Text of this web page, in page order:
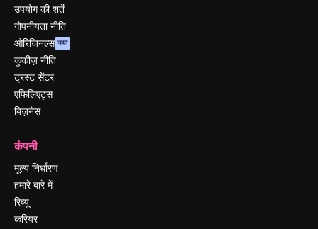
उपयोग की शर्तें
गोपनीयता नीति
ओरिजिनल्स नया
कुकीज़ नीति
ट्रस्ट सेंटर
एफिलिएट्स
बिज़नेस
कंपनी
मूल्य निर्धारण
हमारे बारे में
रिव्यू
करियर